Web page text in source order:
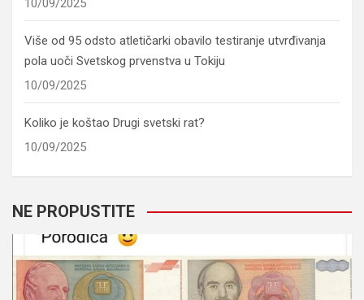
10/09/2025
Više od 95 odsto atletičarki obavilo testiranje utvrđivanja
pola uoči Svetskog prvenstva u Tokiju
10/09/2025
Koliko je koštao Drugi svetski rat?
10/09/2025
NE PROPUSTITE